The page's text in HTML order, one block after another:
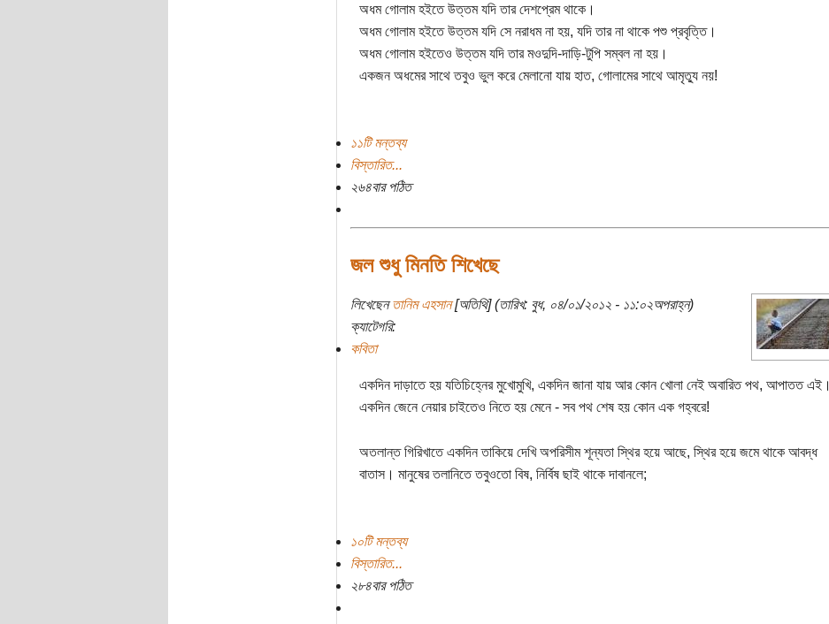
অধম গোলাম হইতে উত্তম যদি তার দেশপ্রেম থাকে।
অধম গোলাম হইতে উত্তম যদি সে নরাধম না হয়, যদি তার না থাকে পশু প্রবৃত্তি।
অধম গোলাম হইতেও উত্তম যদি তার মওদুদি-দাড়ি-টুপি সম্বল না হয়।
একজন অধমের সাথে তবুও ভুল করে মেলানো যায় হাত, গোলামের সাথে আমৃত্যু নয়!
১১টি মন্তব্য
বিস্তারিত...
২৬৪বার পঠিত
জল শুধু মিনতি শিখেছে
লিখেছেনতানিম এহসান[অতিথি] (তারিখ: বুধ, ০৪/০১/২০১২ - ১১:০২অপরাহ্ন)
ক্যাটেগরি:
কবিতা
একদিন দাড়াতে হয় যতিচিহ্নের মুখোমুখি, একদিন জানা যায় আর কোন খোলা নেই অবারিত পথ, আপাতত এই।
একদিন জেনে নেয়ার চাইতেও নিতে হয় মেনে - সব পথ শেষ হয় কোন এক গহ্বরে!
অতলান্ত গিরিখাতে একদিন তাকিয়ে দেখি অপরিসীম শূন্যতা স্থির হয়ে আছে, স্থির হয়ে জমে থাকে আবদ্ধ
বাতাস। মানুষের তলানিতে তবুওতো বিষ, নির্বিষ ছাই থাকে দাবানলে;
১০টি মন্তব্য
বিস্তারিত...
২৮৪বার পঠিত